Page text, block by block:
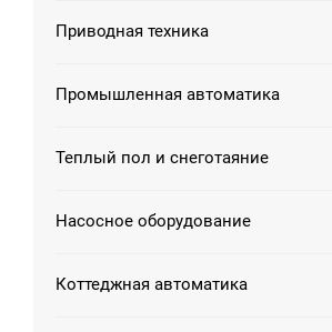
Приводная техника
Промышленная автоматика
Теплый пол и снеготаяние
Насосное оборудование
Коттеджная автоматика